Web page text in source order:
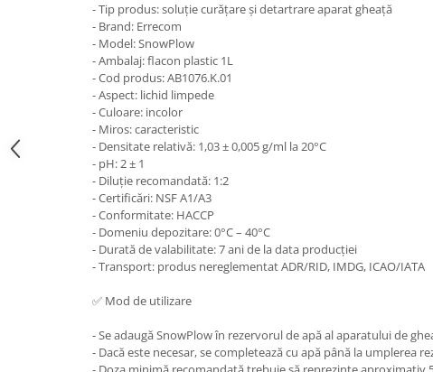
- Tip produs: soluție curățare și detartrare aparat gheață
- Brand: Errecom
- Model: SnowPlow
- Ambalaj: flacon plastic 1L
- Cod produs: AB1076.K.01
- Aspect: lichid limpede
- Culoare: incolor
- Miros: caracteristic
- Densitate relativă: 1,03 ± 0,005 g/ml la 20°C
- pH: 2 ± 1
- Diluție recomandată: 1:2
- Certificări: NSF A1/A3
- Conformitate: HACCP
- Domeniu depozitare: 0°C – 40°C
- Durată de valabilitate: 7 ani de la data producției
- Transport: produs nereglementat ADR/RID, IMDG, ICAO/IATA
✅ Mod de utilizare
- Se adaugă SnowPlow în rezervorul de apă al aparatului de
- Dacă este necesar, se completează cu apă până la umplerea